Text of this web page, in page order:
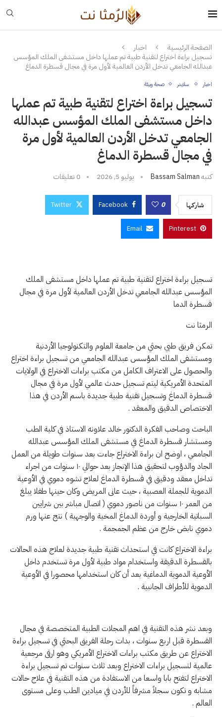
الصفحة الرئيسية
اخبار
تسجيل براءة اختراع لتقنية طبية تم عملها داخل مستشفى الملك المؤسس
عبدالله الجامعي تدخل الأردن العالمية لأول مرة في مجال قسطرة الدماغ
اخبار سلايدر صحة وبيئة
تسجيل براءة اختراع لتقنية طبية تم عملها
داخل مستشفى الملك المؤسس عبدالله
الجامعي تدخل الأردن العالمية لأول مرة
في مجال قسطرة الدماغ
كتبهBassam Salman يوليو 5, 2026 0 تعليقات
شاركها 0
Facebook
Twitter
Pinterest
Email
تسجيل براءة اختراع لتقنية طبية تم عملها داخل مستشفى الملك
المؤسس عبدالله الجامعي تدخل الأردن العالمية لأول مرة في مجال
قسطرة الدما
الرمثا نت
تمكن فريق طبي بحثي من جامعة العلوم والتكنولوجيا الأردنية
ومستشفى الملك المؤسس عبدالله الجامعي من تسجيل براءة اختراع
والحصول على الاعتراف الكامل من مكتب براءات الاختراع في الولايات
المتحدة الأمريكية ليتم تسجيل حدث عالمي لأول مرة في مجال
قسطرة الدماغ وتسجيل تقنية طبية جديدة باسم الأردن في هذا
الاختصاص الدقيق والمعقد .
الباحث وصاحب الفكرة الدكتور خالد علاونه الاستاذ في كلية الطب
ومستشار قسطرة الدماغ في مستشفى الملك المؤسس عبدالله
الجامعي ، اوضح ان براءة الاختراع جاءت بعد سنوات طويلة من العمل
الجاد والدؤوب لتحقيق هذا الإنجاز بعد حوالي ١٠ سنوات من اجراء
تداخل معقد ودقيق في قسطرة الدماغ لعلاج تشوه دموي في الأوعية
الدموية للجملة العصبية ، حيث عانى المريض وكان حينها طفلا يبلغ
من العمر ١٠ سنوات من ناصور دموي ( اتصال مباشر بين شرايين
السباتية الخارجية و أوردة الدماغ المخية والوجهية ) نتج عنها ورم
دموي نابض خارج من عظم الجمجمة .
براءة الاختراع كانت في استحداث تقنية طبية جديدة لعلاج هذه الحالات
بالقسطرة الدقيقة واستخدام مواد طبية لأول مرة تستخدم داخل
الأوعية الدموية الدماغية بعد أن كان استخدامها محصورا في الأوعية
الدموية للأطراف الجانبية .
وبعد نشر هذه التقنية في اهم المجلات الطبية المتخصصة في مجال
القسطرة قبل اربع سنوات ، بدات رحلة الفريق البحثي في تسجيل براءة
الاختراع عن طريق مكتب براءات الاختراع الأمريكي وهو ارقى مرجعية
عالمية لتسجيل براءات الاختراع وبعد ثلاث سنوات تم تسجيل براءة
الاختراع لتفتح بابا واسعا من الاستفادة من هذه التقنية في علاج حالات
مشابه و تكون سجلاً مشرفاً للأردن في ميادين الطب وعلى مستوى
العالم .